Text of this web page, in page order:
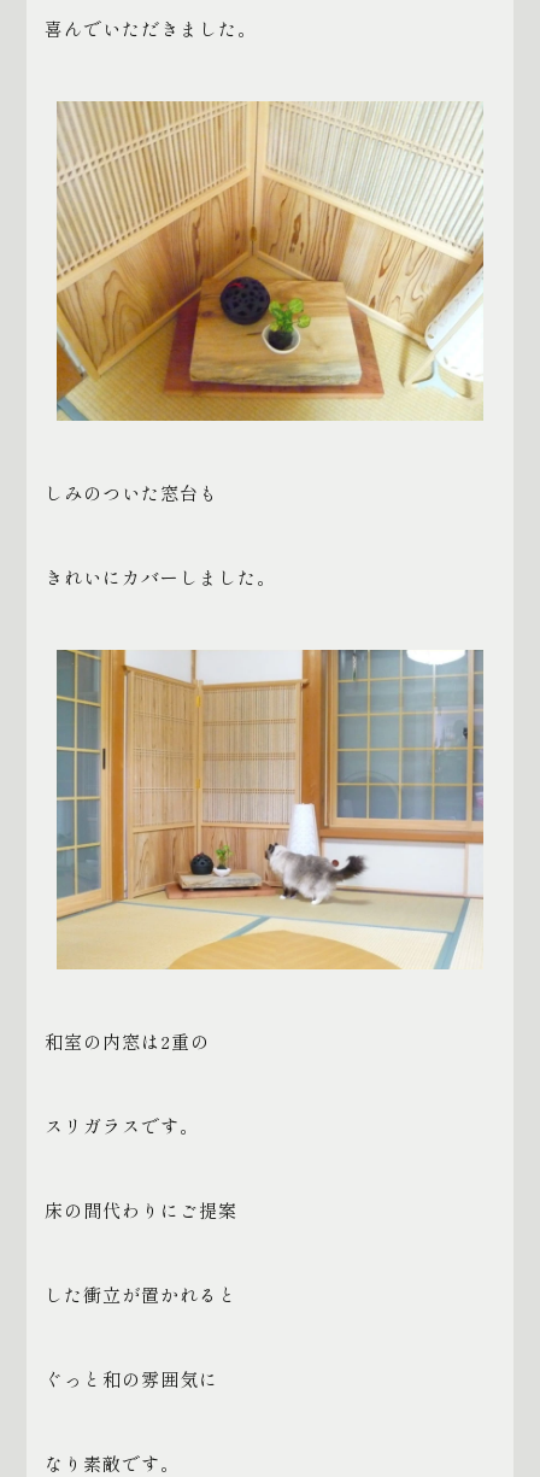
喜んでいただきました。
しみのついた窓台も
きれいにカバーしました。
和室の内窓は2重の
スリガラスです。
床の間代わりにご提案
した衝立が置かれると
ぐっと和の雰囲気に
なり素敵です。